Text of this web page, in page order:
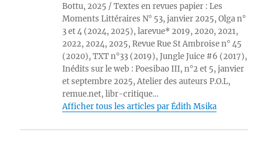
Bottu, 2025 / Textes en revues papier : Les
Moments Littéraires N° 53, janvier 2025, Olga n°
3 et 4 (2024, 2025), larevue* 2019, 2020, 2021,
2022, 2024, 2025, Revue Rue St Ambroise n° 45
(2020), TXT n°33 (2019), Jungle Juice #6 (2017),
Inédits sur le web : Poesibao III, n°2 et 5, janvier
et septembre 2025, Atelier des auteurs P.O.L,
remue.net, libr-critique…
Afficher tous les articles par Édith Msika